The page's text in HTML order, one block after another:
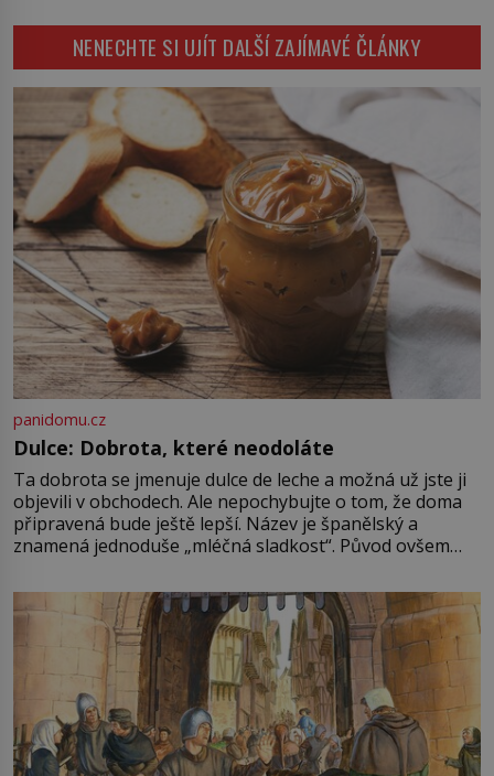
tisíce let. V dobách, kdy ještě
neexistují antibiotika ani anestezie,
se odvážní lékaři pokoušejí vracet
lidem tváře znetvořené válkou,
tresty nebo nehodami. Jejich
metody jsou překvapivě
promyšlené a některé principy
používají chirurgové dodnes. Úplně
první […]
NENECHTE SI UJÍT DALŠÍ ZAJÍMAVÉ ČLÁNKY
panidomu.cz
Dulce: Dobrota, které neodoláte
Ta dobrota se jmenuje dulce de leche a možná už jste ji
objevili v obchodech. Ale nepochybujte o tom, že doma
připravená bude ještě lepší. Název je španělský a
znamená jednoduše „mléčná sladkost“. Původ ovšem
pře hned několik latinskoamerických zemí a k tomu
Francie, kde se traduje,